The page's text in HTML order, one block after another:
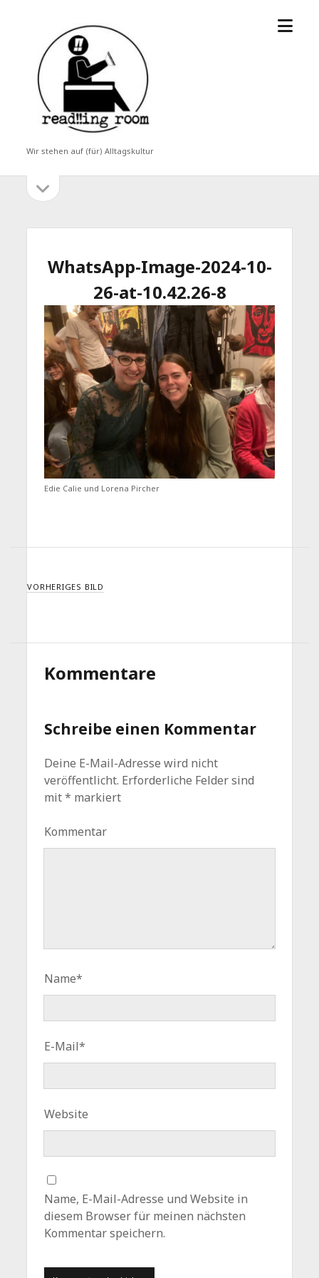
read!!ing
room
Wir stehen auf (für) Alltagskultur
Menü
Seitenleiste
öffnen
WhatsApp-Image-2024-10-
26-at-10.42.26-8
Edie Calie und Lorena Pircher
VORHERIGES BILD
Kommentare
Schreibe einen Kommentar
Deine E-Mail-Adresse wird nicht
veröffentlicht. Erforderliche Felder sind
mit* markiert
Kommentar
Name*
E-Mail*
Website
Name, E-Mail-Adresse und Website in
diesem Browser für meinen nächsten
Kommentar speichern.